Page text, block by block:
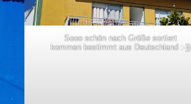
Sooo schön nach Größe sortiert
kommen bestimmt aus Deutschland :-))